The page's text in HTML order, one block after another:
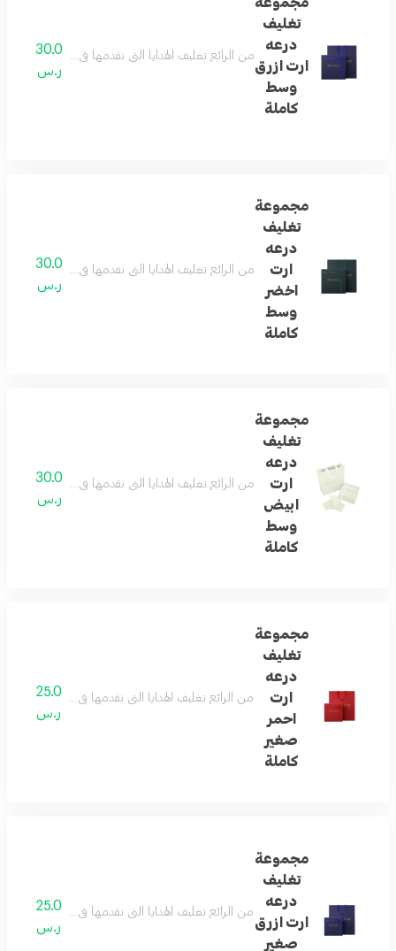
تغليف
درعه
ارت ازرق
وسط
كاملة
من الرائع تغليف الهدايا التي نقدمها في حياتنا ...
30.0
ر.س
مجموعة
تغليف
درعه
ارت
اخضر
وسط
كاملة
من الرائع تغليف الهدايا التي نقدمها في حياتنا ...
30.0
ر.س
مجموعة
تغليف
درعه
ارت
ابيض
وسط
كاملة
من الرائع تغليف الهدايا التي نقدمها في حياتنا ...
30.0
ر.س
مجموعة
تغليف
درعه
ارت
احمر
صغير
كاملة
من الرائع تغليف الهدايا التي نقدمها في حياتنا ...
25.0
ر.س
مجموعة
تغليف
درعه
ارت ازرق
صغير
من الرائع تغليف الهدايا التي نقدمها في حياتنا ...
25.0
ر.س